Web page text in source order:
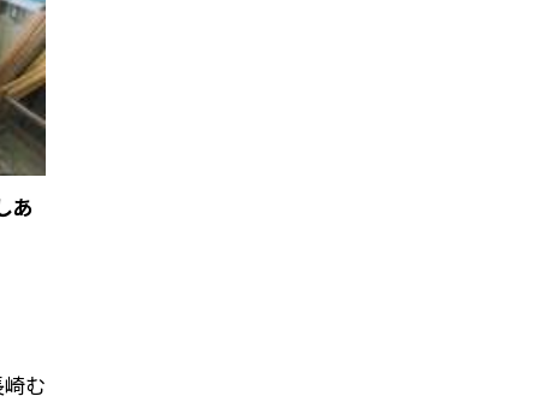
あ
崎む